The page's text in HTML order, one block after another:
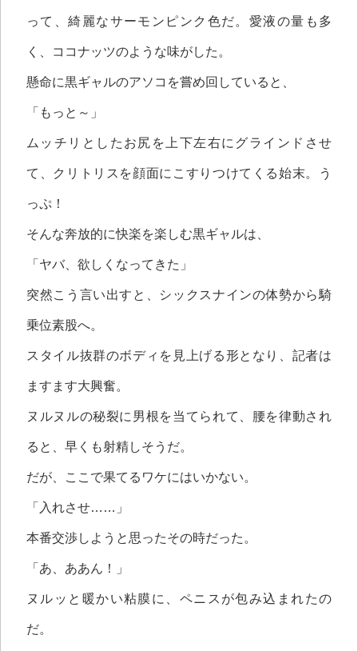
って、綺麗なサーモンピンク色だ。愛液の量も多
く、ココナッツのような味がした。
懸命に黒ギャルのアソコを嘗め回していると、
「もっと～」
ムッチリとしたお尻を上下左右にグラインドさせ
て、クリトリスを顔面にこすりつけてくる始末。う
っぷ！
そんな奔放的に快楽を楽しむ黒ギャルは、
「ヤバ、欲しくなってきた」
突然こう言い出すと、シックスナインの体勢から騎
乗位素股へ。
スタイル抜群のボディを見上げる形となり、記者は
ますます大興奮。
ヌルヌルの秘裂に男根を当てられて、腰を律動され
ると、早くも射精しそうだ。
だが、ここで果てるワケにはいかない。
「入れさせ……」
本番交渉しようと思ったその時だった。
「あ、ああん！」
ヌルッと暖かい粘膜に、ペニスが包み込まれたの
だ。